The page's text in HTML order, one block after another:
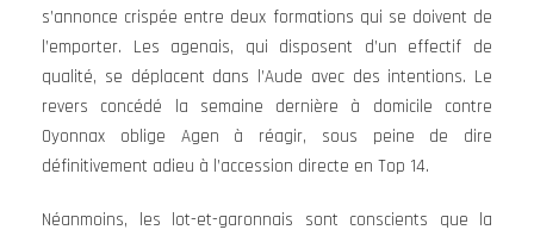
s’annonce crispée entre deux formations qui se doivent de
l’emporter. Les agenais, qui disposent d’un effectif de
qualité, se déplacent dans l’Aude avec des intentions. Le
revers concédé la semaine dernière à domicile contre
Oyonnax oblige Agen à réagir, sous peine de dire
définitivement adieu à l’accession directe en Top 14.
Néanmoins, les lot-et-garonnais sont conscients que la